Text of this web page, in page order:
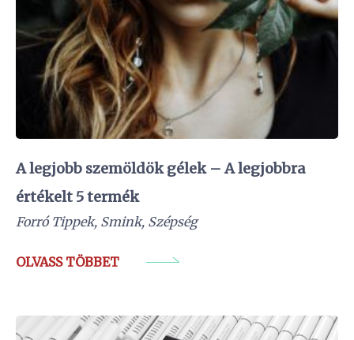
A legjobb szemöldök gélek – A legjobbra
értékelt 5 termék
Forró Tippek, Smink, Szépség
OLVASS TÖBBET